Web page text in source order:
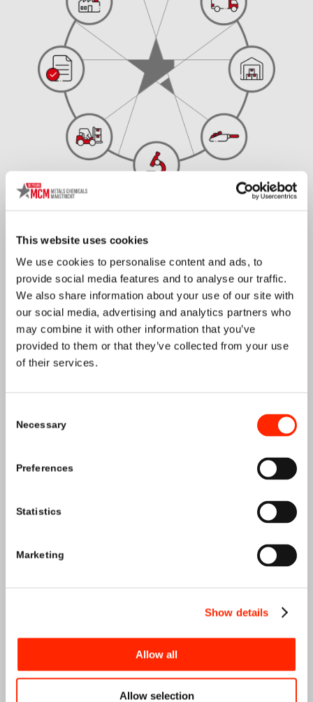
This website uses cookies
We use cookies to personalise content and ads, to
provide social media features and to analyse our traffic.
We also share information about your use of our site with
our social media, advertising and analytics partners who
may combine it with other information that you’ve
provided to them or that they’ve collected from your use
of their services.
Selection
Necessary
Preferences
Statistics
Marketing
Show details
Allow all
Allow selection
MISSION ET VISION